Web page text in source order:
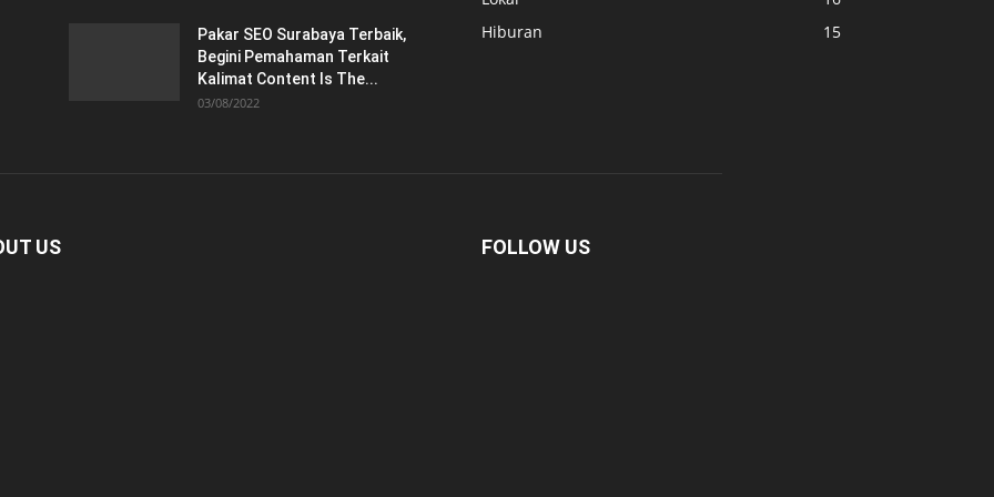
Pakar SEO Surabaya Terbaik,
Begini Pemahaman Terkait
Kalimat Content Is The...
03/08/2022
Hiburan
15
US FOLLOW US